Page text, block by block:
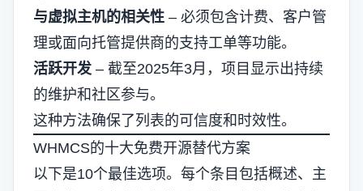
与虚拟主机的相关性 – 必须包含计费、客户管
理或面向托管提供商的支持工单等功能。
活跃开发 – 截至2025年3月，项目显示出持续
的维护和社区参与。
这种方法确保了列表的可信度和时效性。
WHMCS的十大免费开源替代方案
以下是10个最佳选项。每个条目包括概述、主